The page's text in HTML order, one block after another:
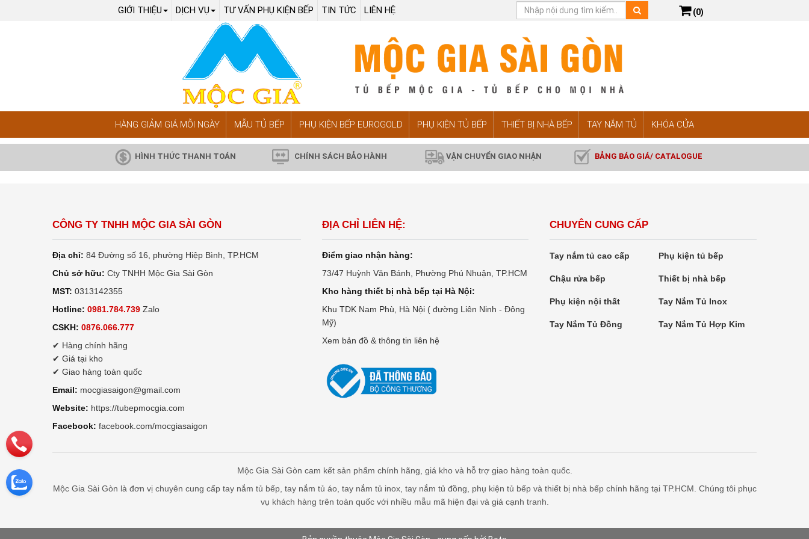
GIỚI THIỆU DỊCH VỤ TƯ VẤN PHỤ KIỆN BẾP TIN TỨC LIÊN HỆ (0)
HÀNG GIẢM GIÁ MỖI NGÀY MẪU TỦ BẾP PHỤ KIỆN BẾP EUROGOLD PHỤ KIỆN TỦ BẾP THIẾT BỊ NHÀ BẾP TAY NẮM TỦ KHÓA CỬA
HÌNH THỨC THANH TOÁN CHÍNH SÁCH BẢO HÀNH VẬN CHUYỂN GIAO NHẬN BẢNG BÁO GIÁ/ CATALOGUE
CÔNG TY TNHH MỘC GIA SÀI GÒN
Địa chỉ: 84 Đường số 16, phường Hiệp Bình, TP.HCM
Chủ sở hữu: Cty TNHH Mộc Gia Sài Gòn
MST: 0313142355
Hotline: 0981.784.739 Zalo
CSKH: 0876.066.777
✔ Hàng chính hãng
✔ Giá tại kho
✔ Giao hàng toàn quốc
Email: mocgiasaigon@gmail.com
Website: https://tubepmocgia.com
Facebook: facebook.com/mocgiasaigon
ĐỊA CHỈ LIÊN HỆ:
Điểm giao nhận hàng:
73/47 Huỳnh Văn Bánh, Phường Phú Nhuận, TP.HCM
Kho hàng thiết bị nhà bếp tại Hà Nội:
Khu TDK Nam Phù, Hà Nội ( đường Liên Ninh - Đông
Mỹ)
Xem bản đồ & thông tin liên hệ
CHUYÊN CUNG CẤP
Tay nắm tủ cao cấp Phụ kiện tủ bếp
Chậu rửa bếp Thiết bị nhà bếp
Phụ kiện nội thất Tay Nắm Tủ Inox
Tay Nắm Tủ Đồng Tay Nắm Tủ Hợp Kim
Mộc Gia Sài Gòn cam kết sản phẩm chính hãng, giá kho và hỗ trợ giao hàng toàn quốc.
Mộc Gia Sài Gòn là đơn vị chuyên cung cấp tay nắm tủ bếp, tay nắm tủ áo, tay nắm tủ inox, tay nắm tủ đồng, phụ kiện tủ bếp và thiết bị nhà bếp chính hãng tại TP.HCM. Chúng tôi phục
vụ khách hàng trên toàn quốc với nhiều mẫu mã hiện đại và giá cạnh tranh.